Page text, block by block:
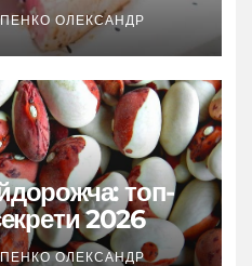
ОЛЕКСАНДР
топ-
2026
ОЛЕКСАНДР